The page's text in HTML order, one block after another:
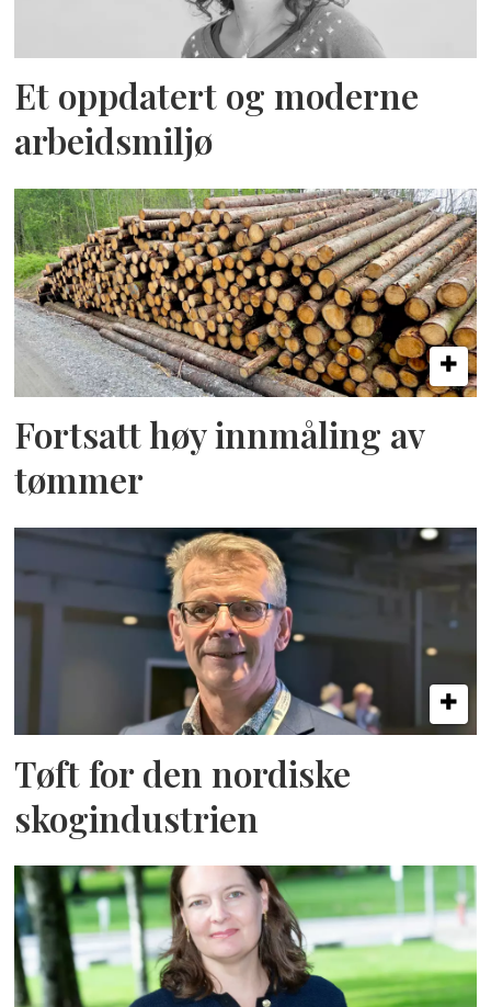
Et oppdatert og moderne
arbeidsmiljø
Fortsatt høy innmåling av
tømmer
Tøft for den nordiske
skogindustrien